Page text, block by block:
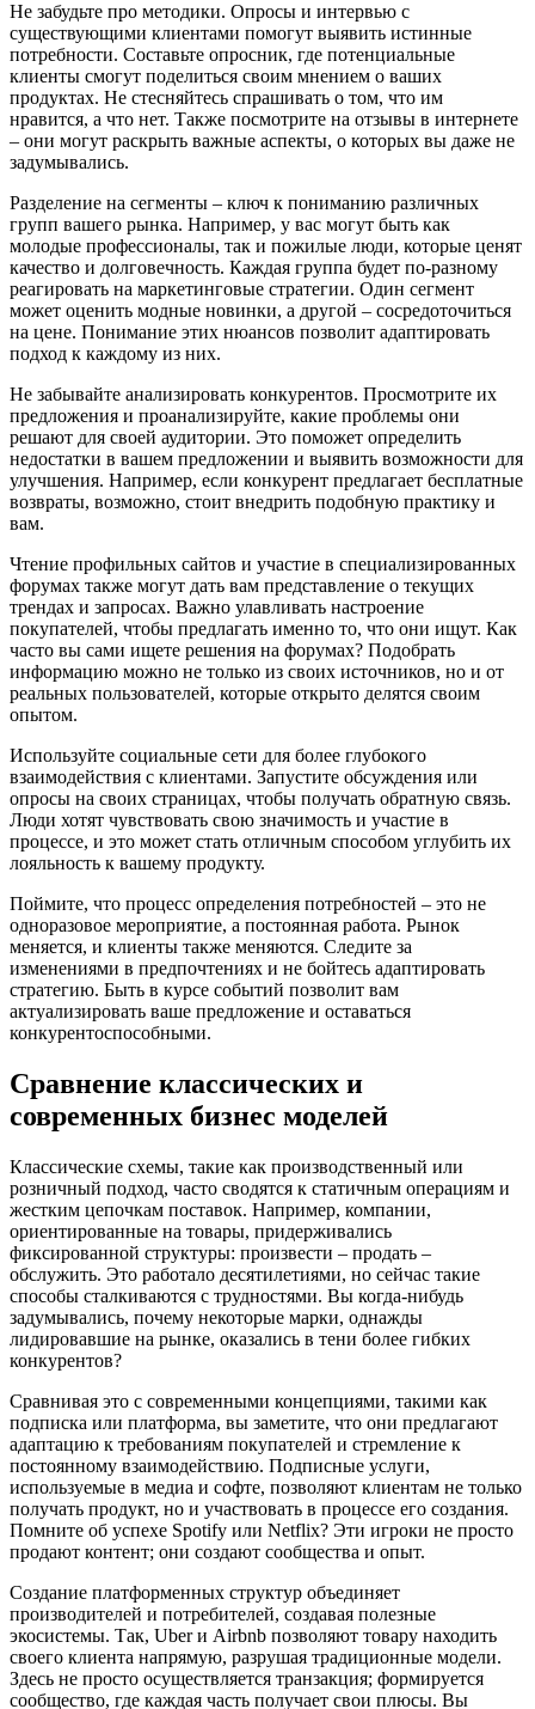
Не забудьте про методики. Опросы и интервью с
существующими клиентами помогут выявить истинные
потребности. Составьте опросник, где потенциальные
клиенты смогут поделиться своим мнением о ваших
продуктах. Не стесняйтесь спрашивать о том, что им
нравится, а что нет. Также посмотрите на отзывы в интернете
– они могут раскрыть важные аспекты, о которых вы даже не
задумывались.
Разделение на сегменты – ключ к пониманию различных
групп вашего рынка. Например, у вас могут быть как
молодые профессионалы, так и пожилые люди, которые ценят
качество и долговечность. Каждая группа будет по-разному
реагировать на маркетинговые стратегии. Один сегмент
может оценить модные новинки, а другой – сосредоточиться
на цене. Понимание этих нюансов позволит адаптировать
подход к каждому из них.
Не забывайте анализировать конкурентов. Просмотрите их
предложения и проанализируйте, какие проблемы они
решают для своей аудитории. Это поможет определить
недостатки в вашем предложении и выявить возможности для
улучшения. Например, если конкурент предлагает бесплатные
возвраты, возможно, стоит внедрить подобную практику и
вам.
Чтение профильных сайтов и участие в специализированных
форумах также могут дать вам представление о текущих
трендах и запросах. Важно улавливать настроение
покупателей, чтобы предлагать именно то, что они ищут. Как
часто вы сами ищете решения на форумах? Подобрать
информацию можно не только из своих источников, но и от
реальных пользователей, которые открыто делятся своим
опытом.
Используйте социальные сети для более глубокого
взаимодействия с клиентами. Запустите обсуждения или
опросы на своих страницах, чтобы получать обратную связь.
Люди хотят чувствовать свою значимость и участие в
процессе, и это может стать отличным способом углубить их
лояльность к вашему продукту.
Поймите, что процесс определения потребностей – это не
одноразовое мероприятие, а постоянная работа. Рынок
меняется, и клиенты также меняются. Следите за
изменениями в предпочтениях и не бойтесь адаптировать
стратегию. Быть в курсе событий позволит вам
актуализировать ваше предложение и оставаться
конкурентоспособными.
Сравнение классических и
современных бизнес моделей
Классические схемы, такие как производственный или
розничный подход, часто сводятся к статичным операциям и
жестким цепочкам поставок. Например, компании,
ориентированные на товары, придерживались
фиксированной структуры: произвести – продать –
обслужить. Это работало десятилетиями, но сейчас такие
способы сталкиваются с трудностями. Вы когда-нибудь
задумывались, почему некоторые марки, однажды
лидировавшие на рынке, оказались в тени более гибких
конкурентов?
Сравнивая это с современными концепциями, такими как
подписка или платформа, вы заметите, что они предлагают
адаптацию к требованиям покупателей и стремление к
постоянному взаимодействию. Подписные услуги,
используемые в медиа и софте, позволяют клиентам не только
получать продукт, но и участвовать в процессе его создания.
Помните об успехе Spotify или Netflix? Эти игроки не просто
продают контент; они создают сообщества и опыт.
Создание платформенных структур объединяет
производителей и потребителей, создавая полезные
экосистемы. Так, Uber и Airbnb позволяют товару находить
своего клиента напрямую, разрушая традиционные модели.
Здесь не просто осуществляется транзакция; формируется
сообщество, где каждая часть получает свои плюсы. Вы